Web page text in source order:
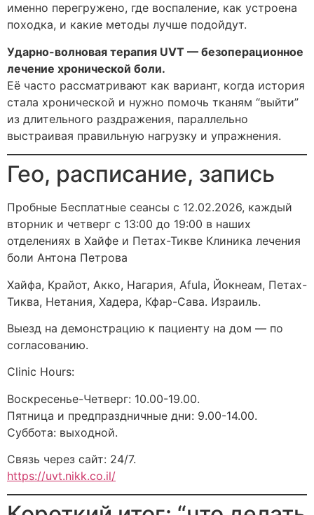
именно перегружено, где воспаление, как устроена
походка, и какие методы лучше подойдут.
Ударно-волновая терапия UVT — безоперационное
лечение хронической боли.
Её часто рассматривают как вариант, когда история
стала хронической и нужно помочь тканям “выйти”
из длительного раздражения, параллельно
выстраивая правильную нагрузку и упражнения.
Гео, расписание, запись
Пробные Бесплатные сеансы с 12.02.2026, каждый
вторник и четверг с 13:00 до 19:00 в наших
отделениях в Хайфе и Петах-Тикве Клиника лечения
боли Антона Петрова
Хайфа, Крайот, Акко, Нагария, Afula, Йокнеам, Петах-
Тиква, Нетания, Хадера, Кфар-Сава. Израиль.
Выезд на демонстрацию к пациенту на дом — по
согласованию.
Clinic Hours:
Воскресенье-Четверг: 10.00-19.00.
Пятница и предпраздничные дни: 9.00-14.00.
Суббота: выходной.
Связь через сайт: 24/7.
https://uvt.nikk.co.il/